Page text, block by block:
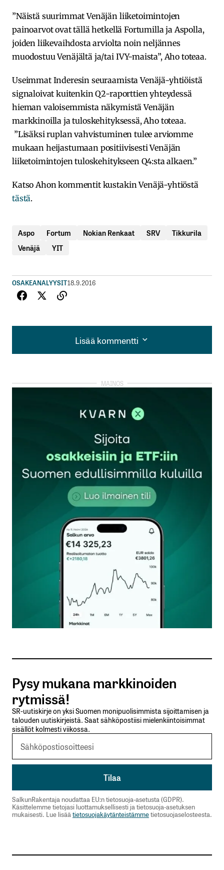
”Näistä suurimmat Venäjän liiketoimintojen
painoarvot ovat tällä hetkellä Fortumilla ja Aspolla,
joiden liikevaihdosta arviolta noin neljännes
muodostuu Venäjältä ja/tai IVY-maista”, Aho toteaa.
Useimmat Inderesin seuraamista Venäjä-yhtiöistä
signaloivat kuitenkin Q2-raporttien yhteydessä
hieman valoisemmista näkymistä Venäjän
markkinoilla ja tuloskehityksessä, Aho toteaa.
”Lisäksi ruplan vahvistuminen tulee arviomme
mukaan heijastumaan positiivisesti Venäjän
liiketoimintojen tuloskehitykseen Q4:sta alkaen.”
Katso Ahon kommentit kustakin Venäjä-yhtiöstä
tästä.
Aspo Fortum Nokian Renkaat SRV
Tikkurila
Venäjä
YIT
OSAKEANALYYSIT18.9.2016
Lisää kommentti
Lisää kommentti
kirjautua
rekisteröityä
Sähköpostiosoitettasi ei julkaista.Pakolliset
kentät on merkitty*
Kommentti*
Nimesi tai nimimerkkisi
Sähköpostiosoitteesi
Tilaa SalkunRakentajan uutiskirje
Lähetä kommentti
Pysy mukana markkinoiden
rytmissä!
SR-uutiskirje on yksi Suomen monipuolisimmista sijoittamisen ja
talouden uutiskirjeistä. Saat sähköpostiisi mielenkiintoisimmat
sisällöt kolmesti viikossa.
SalkunRakentaja noudattaa EU:n tietosuoja-asetusta (GDPR).
Käsittelemme tietojasi luottamuksellisesti ja tietosuoja-asetuksen
mukaisesti. Lue lisää tietosuojakäytänteistämmetietosuojaselosteesta.